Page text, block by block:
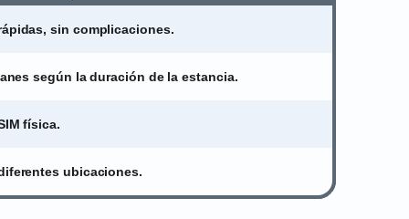
sin complicaciones.
según la duración de la estancia.
física.
ubicaciones.